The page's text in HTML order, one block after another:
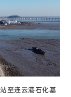
至连云港石化基